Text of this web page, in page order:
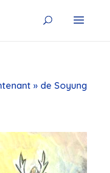
» de Soyung